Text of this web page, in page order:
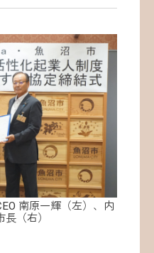
南原一輝（左）、内
（右）